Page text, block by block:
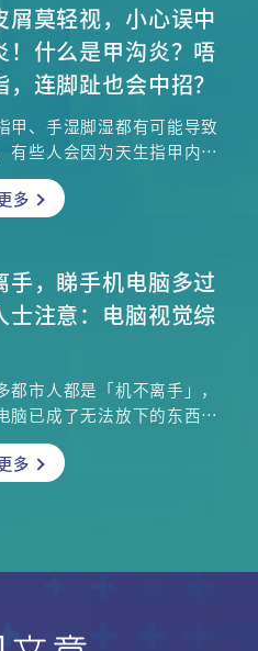
润」。除此之外，牛肉中的
是抗氧化的重要推手，能帮
抗自由基、延缓老化。但许
吃牛肉会增加胆固醇，对心
担，这究竟是迷思还是事
将带你深入探索牛肉的营养
解常见健康迷思，并从港大
长的专业角度，学习如何在
的同时，吃得健康又安心。
略都将颠覆你对牛肉的想
屑莫轻视，小心误中
！什么是甲沟炎？唔
，连脚趾也会中招？
甲、手湿脚湿都有可能导致
有些人会因为天生指甲内
肉里而导致发炎，有些情况
三天后自行痊愈，有些则可
复发，有可能要进行「杜甲
，过程是怎样的？整形外科
龙医生为你讲解。
多
手，睇手机电脑多过
士注意：电脑视觉综
都市人都是「机不离手」，
脑已成了无法放下的东西，
人注意到自己可能已经患上
觉综合症」，眼科专科医生
多